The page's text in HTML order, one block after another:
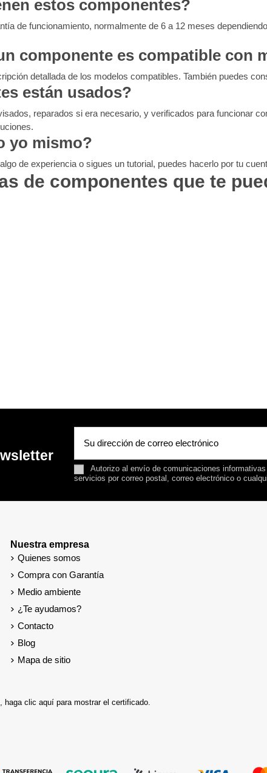
estos componentes?
de funcionamiento, normalmente de 6 a 12 meses
componente es compatible con
detallada de los modelos compatibles. También puedes
están usados?
reparados si era necesario, y verificados para funcionar
yo mismo?
de experiencia o sigues un tutorial, puedes hacerlo por tu
de componentes que te
Autorizo al envío de comunicaciones
servicios por correo postal, correo electrónico o
Nuestra empresa
Quienes somos
Compra con Garantía
Medio ambiente
¿Te ayudamos?
Contacto
Blog
Mapa de sitio
haga clic aquí para mostrar el certificado.